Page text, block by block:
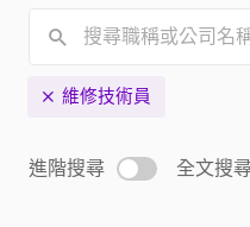
維修技術員
進階搜尋 全文搜